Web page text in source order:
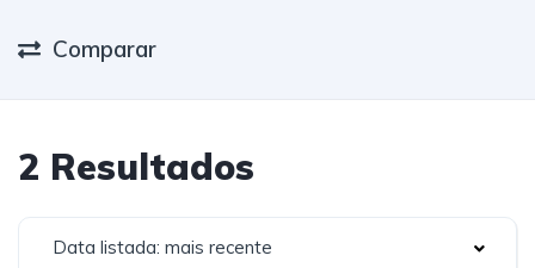
Comparar
2 Resultados
Data listada: mais recente